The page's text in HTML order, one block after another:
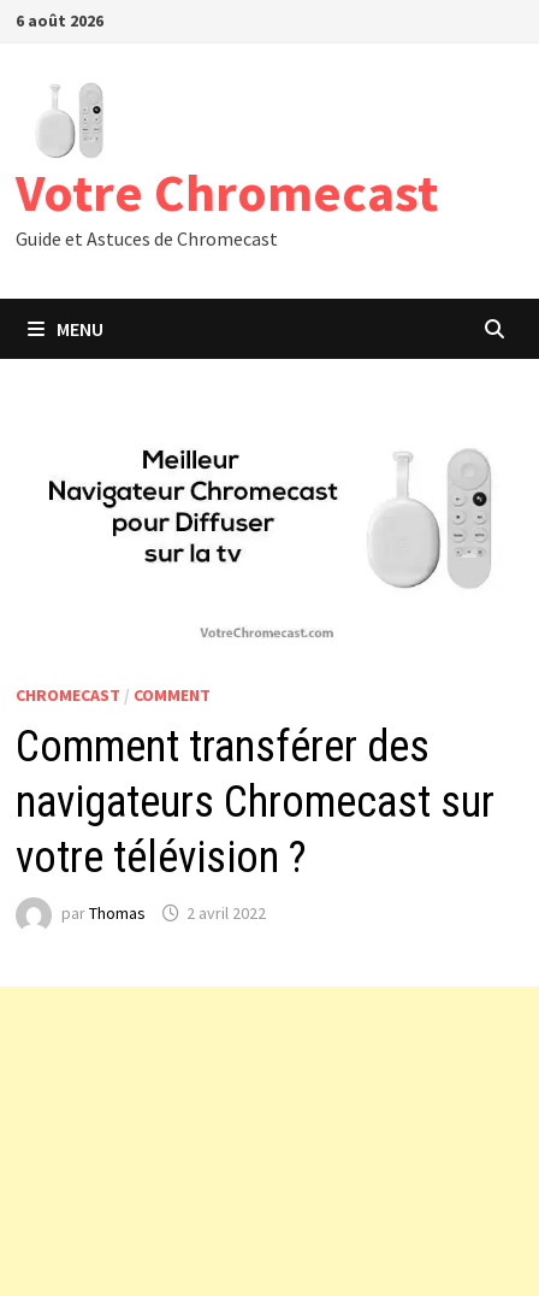
Passer
contenu
6 août 2026
Votre Chromecast
Guide et Astuces de Chromecast
MENU
CHROMECAST / COMMENT
Comment transférer des
navigateurs Chromecast sur
votre télévision ?
parThomas 2 avril 2022